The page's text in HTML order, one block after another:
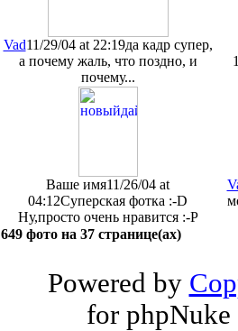
Vad11/29/04 at 22:19да кадр супер,
а почему жаль, что поздно, и
почему...
Ваше имя11/26/04 at
04:12Суперская фотка :-D
Ну,просто очень нравится :-P
649 фото на 37 странице(ах)
Powered by
for